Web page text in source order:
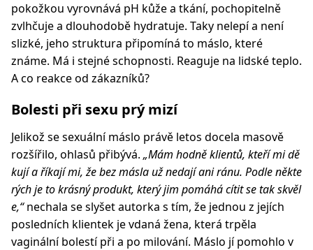
pokožkou vyrovnává pH kůže a tkání, pochopitelně
zvlhčuje a dlouhodobě hydratuje. Taky nelepí a není
slizké, jeho struktura připomíná to máslo, které
známe. Má i stejné schopnosti. Reaguje na lidské teplo.
A co reakce od zákazníků?
Bolesti při sexu prý mizí
Jelikož se sexuální máslo právě letos docela masově
rozšířilo, ohlasů přibývá. „Mám hodně klientů, kteří mi dě
kují a říkají mi, že bez másla už nedají ani ránu. Podle někte
rých je to krásný produkt, který jim pomáhá cítit se tak skvěl
e,“nechala se slyšet autorka s tím, že jednou z jejích
posledních klientek je vdaná žena, která trpěla
vaginální bolestí při a po milování. Máslo jí pomohlo v